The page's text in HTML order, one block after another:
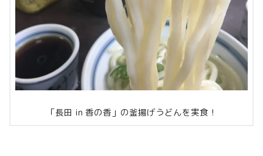
「長田 in 香の香」の釜揚げうどんを実食！